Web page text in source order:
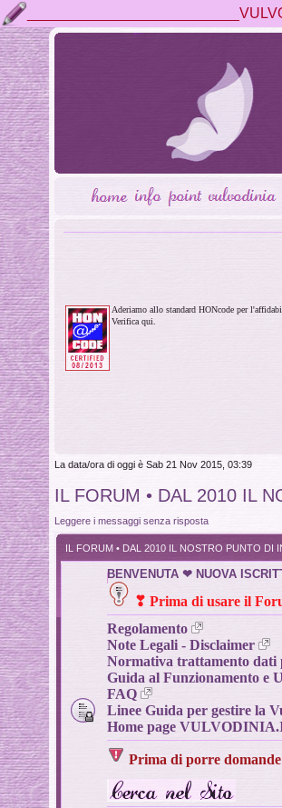
Aderiamo allo standard HONcode per
Verifica qui.
La data/ora di oggi è Sab 21 Nov 2015, 03:39
IL FORUM • DAL 2010 IL
Leggere i messaggi senza risposta
IL FORUM • DAL 2010 IL NOSTRO PUNTO DI
BENVENUTA ❤ NUOVA
❣Prima di usare il
Regolamento
Note Legali - Disclaimer
Normativa trattamento dati
Guida al Funzionamento e
FAQ
Linee Guida per gestire la
Home page
Prima di porre domande